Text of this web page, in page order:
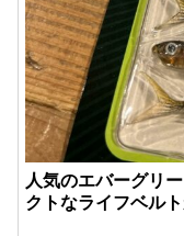
人気のエバーグリ
クトなライフベル